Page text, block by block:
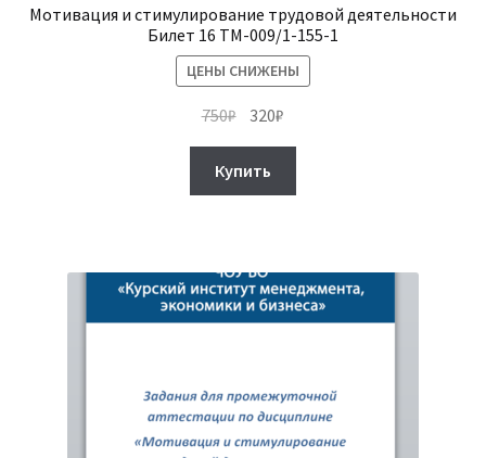
Мотивация и стимулирование трудовой деятельности
Билет 16 ТМ-009/1-155-1
ЦЕНЫ СНИЖЕНЫ
750₽ Первоначальная
цена
составляла
750₽.
320₽
цена:
Купить